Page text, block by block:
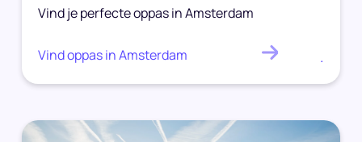
Vind je perfecte oppas in Amsterdam
Vind oppas in Amsterdam .